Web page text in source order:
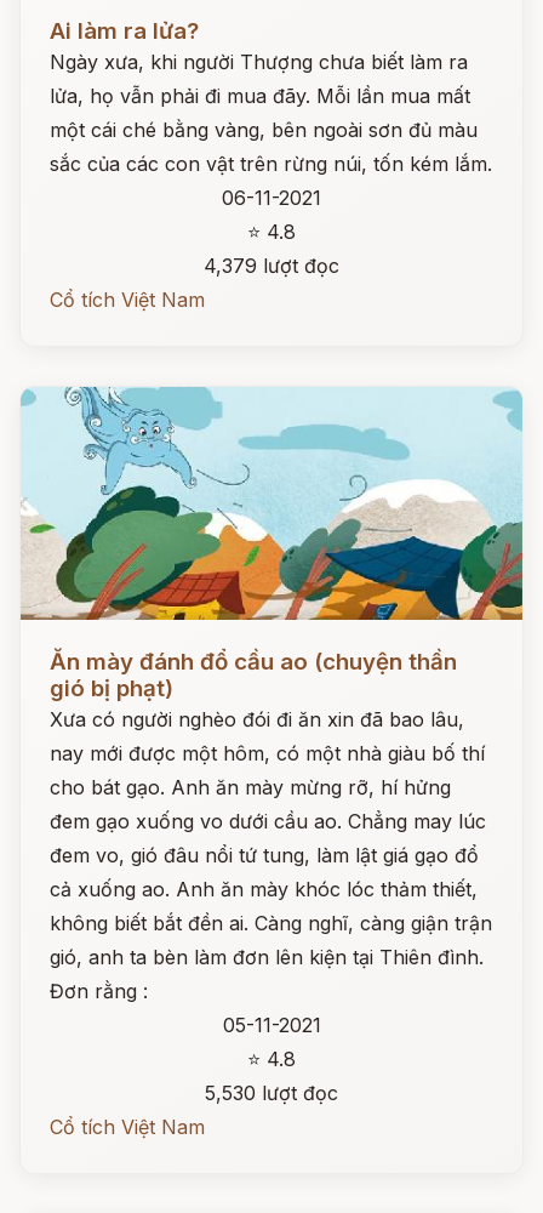
Ai làm ra lửa?
Ngày xưa, khi người Thượng chưa biết làm ra
lửa, họ vẫn phải đi mua đãy. Mỗi lần mua mất
một cái ché bằng vàng, bên ngoài sơn đủ màu
sắc của các con vật trên rừng núi, tốn kém lắm.
06-11-2021
⭐ 4.8
4,379 lượt đọc
Cổ tích Việt Nam
Đọc ngay
Ăn mày đánh đổ cầu ao (chuyện thần
gió bị phạt)
Xưa có người nghèo đói đi ăn xin đã bao lâu,
nay mới được một hôm, có một nhà giàu bố thí
cho bát gạo. Anh ăn mày mừng rỡ, hí hửng
đem gạo xuống vo dưới cầu ao. Chẳng may lúc
đem vo, gió đâu nổi tứ tung, làm lật giá gạo đổ
cả xuống ao. Anh ăn mày khóc lóc thảm thiết,
không biết bắt đền ai. Càng nghĩ, càng giận trận
gió, anh ta bèn làm đơn lên kiện tại Thiên đình.
Đơn rằng :
05-11-2021
⭐ 4.8
5,530 lượt đọc
Cổ tích Việt Nam